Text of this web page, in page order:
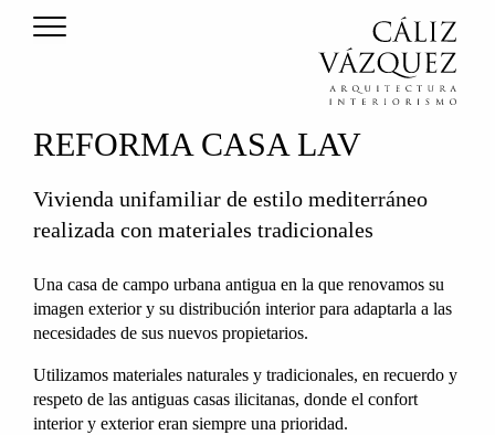
REFORMA CASA LAV
Vivienda unifamiliar de estilo mediterráneo
realizada con materiales tradicionales
Una casa de campo urbana antigua en la que renovamos su
imagen exterior y su distribución interior para adaptarla a las
necesidades de sus nuevos propietarios.
Utilizamos materiales naturales y tradicionales, en recuerdo y
respeto de las antiguas casas ilicitanas, donde el confort
interior y exterior eran siempre una prioridad.